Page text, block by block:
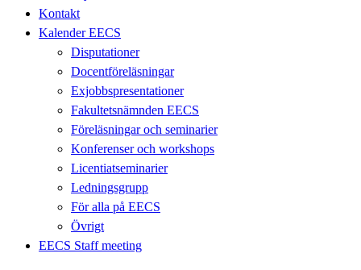
Kontakt
Kalender EECS
Disputationer
Docentföreläsningar
Exjobbspresentationer
Fakultetsnämnden EECS
Föreläsningar och seminarier
Konferenser och workshops
Licentiatseminarier
Ledningsgrupp
För alla på EECS
Övrigt
EECS Staff meeting